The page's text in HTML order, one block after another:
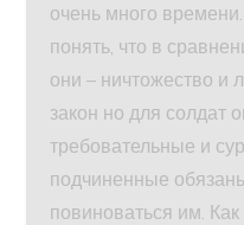
очень много
понять, что в
они – ничтожество и
закон но для солдат
требовательные и
подчиненные
повиноваться им.